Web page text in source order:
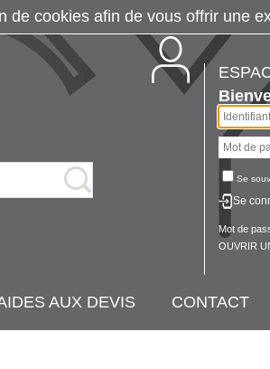
Se
Se
Mot de
OUVRIR
AUX DEVIS CONTACT
de cookies afin de vous offrir